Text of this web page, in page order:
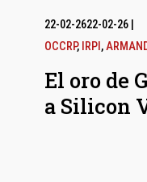
22-02-2622-02-26|
OCCRP, IRPI ,
El oro de
a Silicon